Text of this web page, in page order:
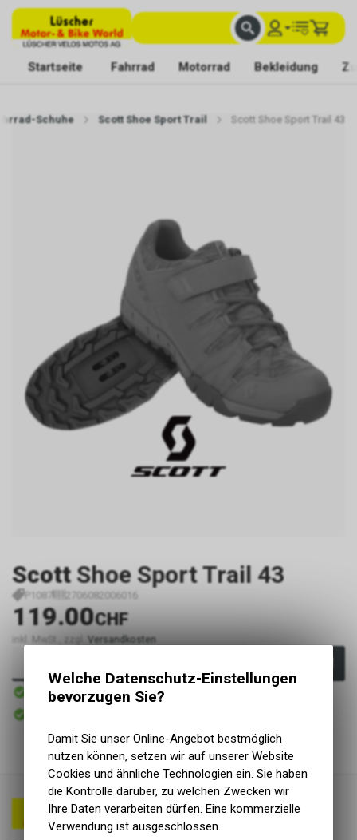
Startseite Fahrrad Motorrad Bekleidung
Schuhe Scott Shoe Sport Trail Scott Shoe Sport Trail 43
Scott Shoe Sport Trail 43
P1087 2706082006016
119.00CHF
inkl. MwSt., zzgl. Versandkosten
Sofort verfügbar
Versand
Welche Datenschutz-Einstellungen
bevorzugen Sie?
Damit Sie unser Online-Angebot bestmöglich
nutzen können, setzen wir auf unserer Website
Cookies und ähnliche Technologien ein. Sie haben
die Kontrolle darüber, zu welchen Zwecken wir
Ihre Daten verarbeiten dürfen. Eine kommerzielle
Verwendung ist ausgeschlossen.